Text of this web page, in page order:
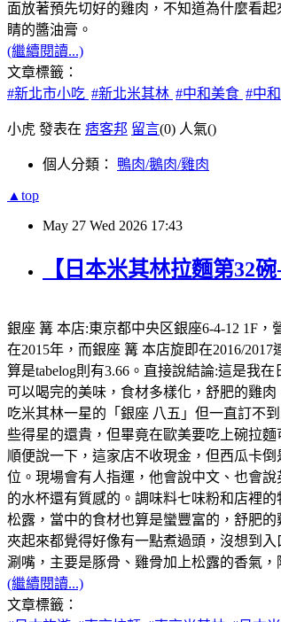
面放著預先切好的雞肉，不知道為什麼看
睛的醬油膏。
(繼續閱讀...)
文章標籤：
#新北市小吃 #新北米其林 #中和美食 #中
小虎 發表在 痞客邦 留言(0) 人氣()
個人分類： 鴨肉/鵝肉/雞肉
▲top
May 27 Wed 2026 17:43
【日本米其林拉麵第32
銀座 篝 本店:東京都中央区銀座6-4-12 1F
在2015年，而銀座 篝 本店旋即在2016/
算是tabelog則有3.66。直接說結論:這是我
可以喝完的美味，食材多樣化，舒肥的雞
吃米其林一星的「銀座 八五」但一直訂不
些得星的還貴，但畢竟在歐美要吃上碗拉
順便說一下，這家店不收現金，但西瓜卡
位。現場會有人指運，他會說中文、也會
的水杯還有質感的。調味料七味粉和店裡
松露，當中的食材也算是蠻豐富的，舒肥
夾起來都覺得好像有一點煮過頭，沒想到
涮嘴，主要是豚骨、雞骨加上松露的香氣
(繼續閱讀...)
文章標籤：